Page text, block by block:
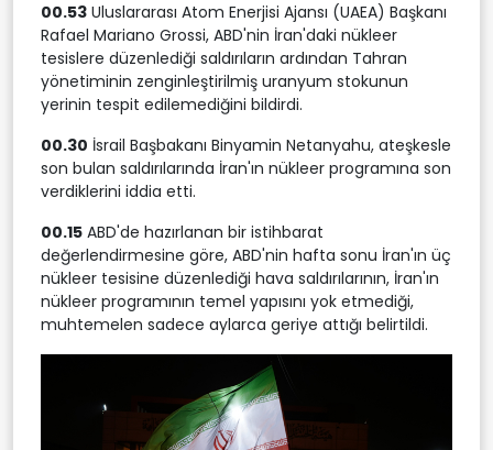
00.53 Uluslararası Atom Enerjisi Ajansı (UAEA) Başkanı
Rafael Mariano Grossi, ABD'nin İran'daki nükleer
tesislere düzenlediği saldırıların ardından Tahran
yönetiminin zenginleştirilmiş uranyum stokunun
yerinin tespit edilemediğini bildirdi.
00.30 İsrail Başbakanı Binyamin Netanyahu, ateşkesle
son bulan saldırılarında İran'ın nükleer programına son
verdiklerini iddia etti.
00.15 ABD'de hazırlanan bir istihbarat
değerlendirmesine göre, ABD'nin hafta sonu İran'ın üç
nükleer tesisine düzenlediği hava saldırılarının, İran'ın
nükleer programının temel yapısını yok etmediği,
muhtemelen sadece aylarca geriye attığı belirtildi.